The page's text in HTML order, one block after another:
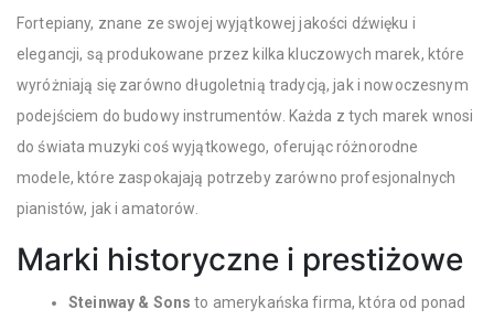
Fortepiany, znane ze swojej wyjątkowej jakości dźwięku i
elegancji, są produkowane przez kilka kluczowych marek, które
wyróżniają się zarówno długoletnią tradycją, jak i nowoczesnym
podejściem do budowy instrumentów. Każda z tych marek wnosi
do świata muzyki coś wyjątkowego, oferując różnorodne
modele, które zaspokajają potrzeby zarówno profesjonalnych
pianistów, jak i amatorów.
Marki historyczne i prestiżowe
Steinway & Sons to amerykańska firma, która od ponad